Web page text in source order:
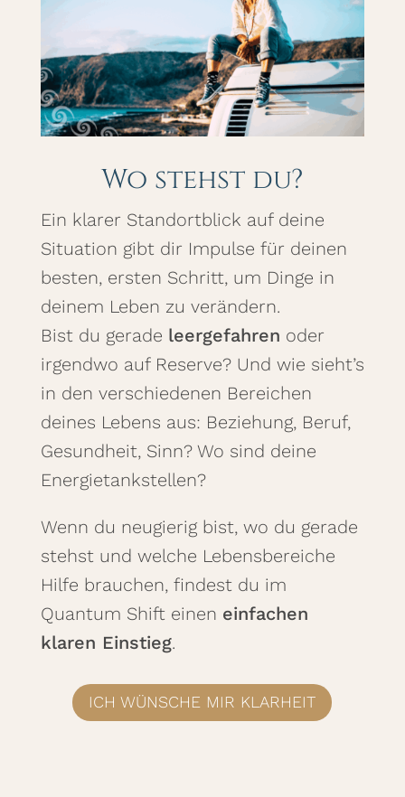
Wo stehst du?
Ein klarer Standortblick auf deine
Situation gibt dir Impulse für deinen
besten, ersten Schritt, um Dinge in
deinem Leben zu verändern.
Bist du gerade leergefahren oder
irgendwo auf Reserve? Und wie sieht’s
in den verschiedenen Bereichen
deines Lebens aus: Beziehung, Beruf,
Gesundheit, Sinn? Wo sind deine
Energietankstellen?
Wenn du neugierig bist, wo du gerade
stehst und welche Lebensbereiche
Hilfe brauchen, findest du im
Quantum Shift einen einfachen
klaren Einstieg.
ICH WÜNSCHE MIR KLARHEIT